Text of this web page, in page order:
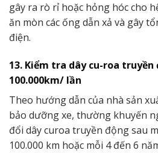
gây ra rò rỉ hoặc hỏng hóc cho
ăn mòn các ống dẫn xả và gây
điện.
13. Kiểm tra dây cu-roa truyền
100.000km/ lần
Theo hướng dẫn của nhà sản
bảo dưỡng xe, thường khuyến
đổi dây curoa truyền động sau
100.000 km hoặc mỗi 4 đến 6